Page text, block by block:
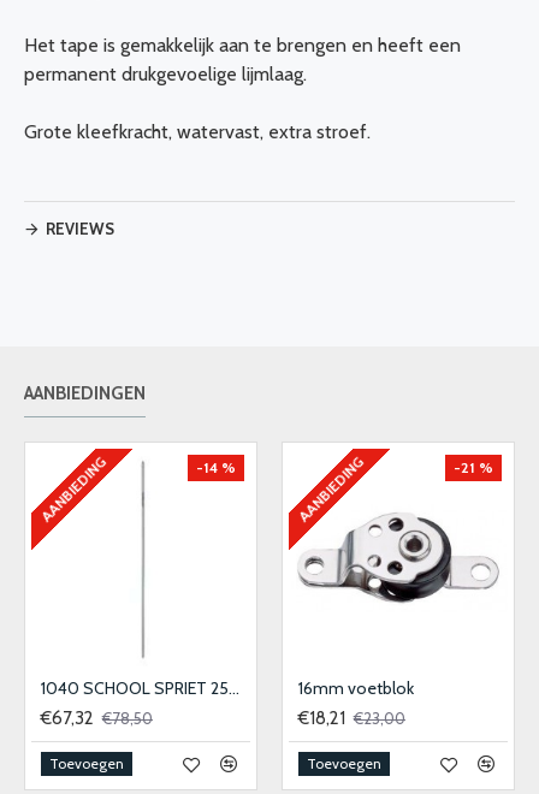
Het tape is gemakkelijk aan te brengen en heeft een
permanent drukgevoelige lijmlaag.
Grote kleefkracht, watervast, extra stroef.
REVIEWS
AANBIEDINGEN
AANBIEDING -14 %
1040 SCHOOL SPRIET 25MM
€67,32 €78,50
Toevoegen
AANBIEDING -21 %
16mm voetblok
€18,21 €23,00
Toevoegen